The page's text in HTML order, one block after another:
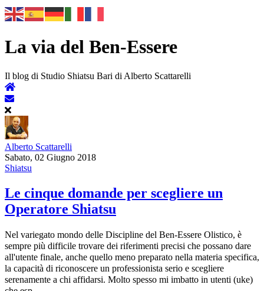
La via del Ben-Essere
Il blog di Studio Shiatsu Bari di Alberto Scattarelli
Alberto Scattarelli
Sabato, 02 Giugno 2018
Shiatsu
Le cinque domande per scegliere un
Operatore Shiatsu
Nel variegato mondo delle Discipline del Ben-Essere Olistico, è
sempre più difficile trovare dei riferimenti precisi che possano dare
all'utente finale, anche quello meno preparato nella materia specifica,
la capacità di riconoscere un professionista serio e scegliere
serenamente a chi affidarsi. Molto spesso mi imbatto in utenti (uke)